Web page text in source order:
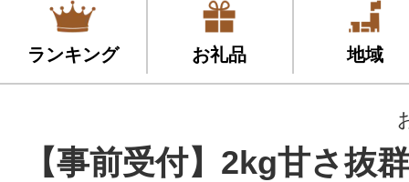
ランキング お礼品 地域
【事前受付】2kg甘さ抜